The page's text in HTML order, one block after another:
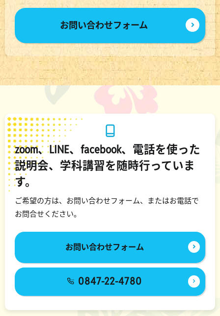
お問い合わせフォーム
zoom、LINE、facebook、電話を使った
説明会、学科講習を随時行っていま
す。
ご希望の方は、お問い合わせフォーム、またはお電話で
お問合せください。
お問い合わせフォーム
0847-22-4780